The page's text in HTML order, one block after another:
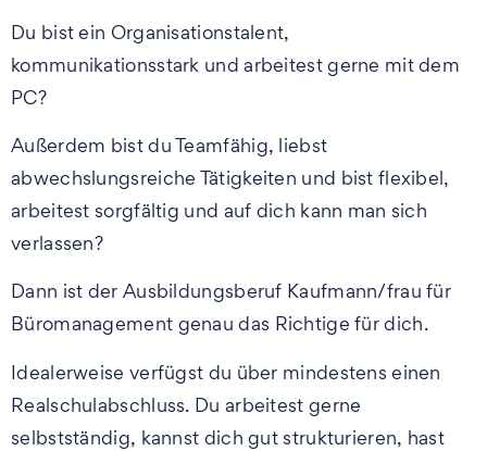
Du bist ein Organisationstalent,
kommunikationsstark und arbeitest gerne mit dem
PC?
Außerdem bist du Teamfähig, liebst
abwechslungsreiche Tätigkeiten und bist flexibel,
arbeitest sorgfältig und auf dich kann man sich
verlassen?
Dann ist der Ausbildungsberuf Kaufmann/frau für
Büromanagement genau das Richtige für dich.
Idealerweise verfügst du über mindestens einen
Realschulabschluss. Du arbeitest gerne
selbstständig, kannst dich gut strukturieren, hast